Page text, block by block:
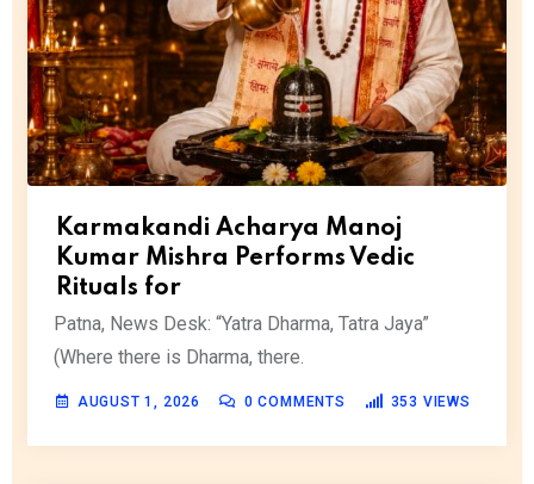
Karmakandi Acharya Manoj
Kumar Mishra Performs Vedic
Rituals for
Patna, News Desk: “Yatra Dharma, Tatra Jaya”
(Where there is Dharma, there.
AUGUST 1, 2026 0 COMMENTS 353 VIEWS